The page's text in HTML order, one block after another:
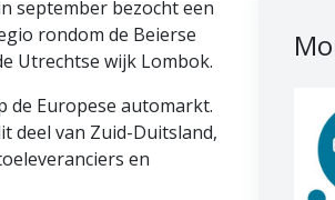
september bezocht een
rondom de Beierse
Utrechtse wijk Lombok.
de Europese automarkt.
deel van Zuid-Duitsland,
en